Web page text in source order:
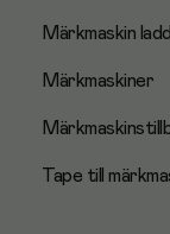
Märkmaskin
Märkmaskiner
Tape till